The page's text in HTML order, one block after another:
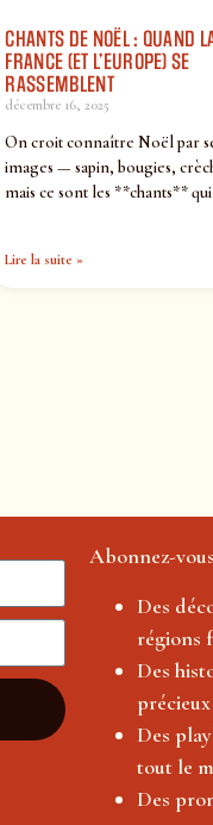
CHANTS DE NOËL : QUAND
FRANCE (ET L’EUROPE) SE
RASSEMBLENT
décembre 16, 2025
On croit connaître Noël par
images — sapin, bougies,
mais ce sont les **chants** qui
Lire la suite »
Abonnez-
Des
régions
Des
Des
tout le
Des